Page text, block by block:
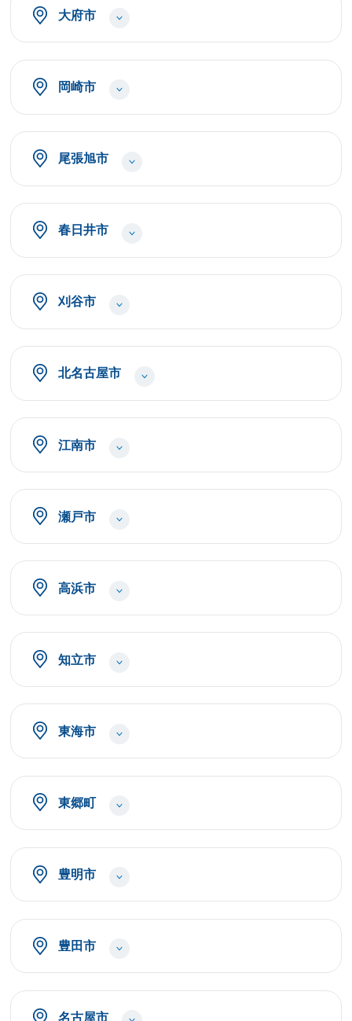
大府市
岡崎市
尾張旭市
春日井市
刈谷市
北名古屋市
江南市
瀬戸市
高浜市
知立市
東海市
東郷町
豊明市
豊田市
名古屋市